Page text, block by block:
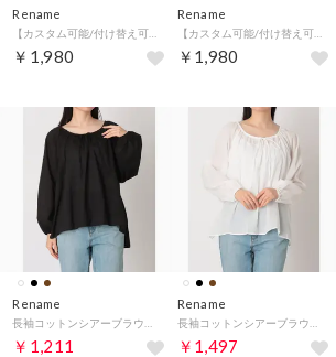
Rename
【カスタム可能/付け替え可能】REAIMER(リエメ) 本革 ショルダーストラップ（Dカン付き） （GYBE）
￥1,980
Rename
【カスタム可能/付け替え可能】REAIMER(リエメ) 本革 ショルダーストラップ（Dカン付き） （TP）
￥1,980
Rename
￥1,211
Rename
￥1,497